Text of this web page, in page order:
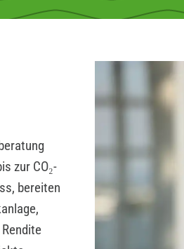
zur CO₂-
bereiten